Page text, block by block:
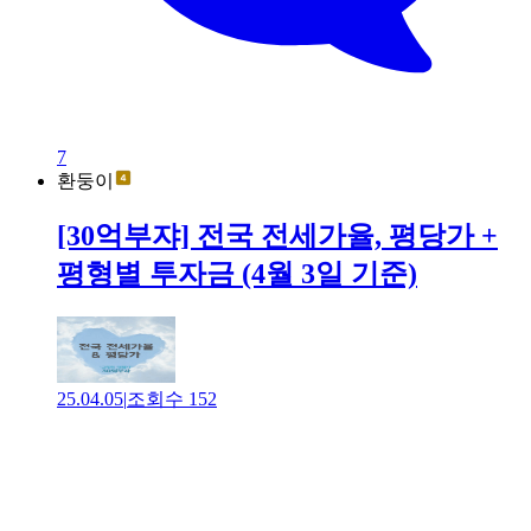
7
환둥이
[30억부쟈] 전국 전세가율, 평당가 +
평형별 투자금 (4월 3일 기준)
25.04.05|조회수 152